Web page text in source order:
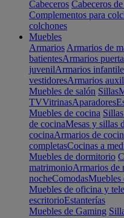
Cabeceros Cabeceros
Complementos para
colchones
Muebles
Armarios Armarios de
batientesArmarios
juvenilArmarios
vestidoresArmarios
Muebles de salón Sillas
TVVitrinasAparadores
Muebles de cocina
de cocinaMesas y sillas
cocinaArmarios de
completasCocinas a
Muebles de dormitorio
matrimonioArmarios de
nocheComodasMuebles
Muebles de oficina y
escritorioEstanterías
Muebles de Gaming